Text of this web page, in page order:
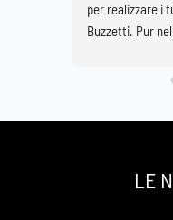
la
per realizzare i
Buzzetti. Pur
Basilica di
LE